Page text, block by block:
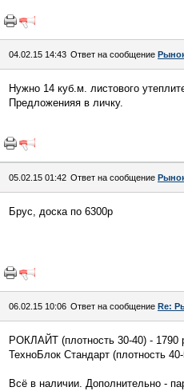
04.02.15 14:43 Ответ на сообщение
Нужно 14 куб.м. листового
Предложенияя в личку.
05.02.15 01:42 Ответ на сообщение
Брус, доска по 6300р
06.02.15 10:06 Ответ на сообщение Re:
РОКЛАЙТ (плотность 30-40) - 1790
ТехноБлок Стандарт (плотность
Всё в наличии. Дополнительно -